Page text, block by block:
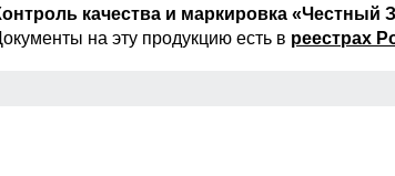
качества и маркировка «Честный
на эту продукцию есть в реестрах